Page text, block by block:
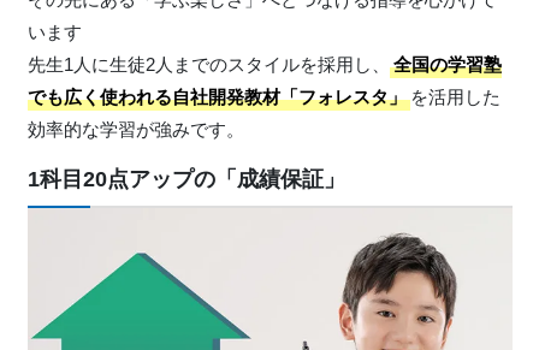
います
先生1人に生徒2人までのスタイルを採用し、
全国の学習塾
でも広く使われる自社開発教材「フォレスタ」を活用した
効率的な学習が強みです。
1科目20点アップの「成績保証」